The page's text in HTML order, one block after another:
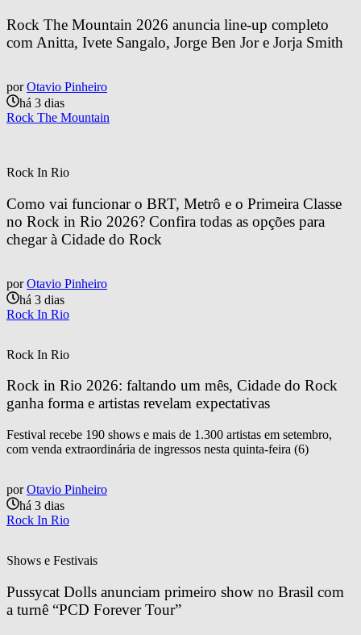
Rock The Mountain 2026 anuncia line-up completo
com Anitta, Ivete Sangalo, Jorge Ben Jor e Jorja Smith
por Otavio Pinheiro
há 3 dias
Rock The Mountain
Rock In Rio
Como vai funcionar o BRT, Metrô e o Primeira Classe
no Rock in Rio 2026? Confira todas as opções para
chegar à Cidade do Rock
por Otavio Pinheiro
há 3 dias
Rock In Rio
Rock In Rio
Rock in Rio 2026: faltando um mês, Cidade do Rock
ganha forma e artistas revelam expectativas
Festival recebe 190 shows e mais de 1.300 artistas em setembro,
com venda extraordinária de ingressos nesta quinta-feira (6)
por Otavio Pinheiro
há 3 dias
Rock In Rio
Shows e Festivais
Pussycat Dolls anunciam primeiro show no Brasil com
a turnê “PCD Forever Tour”